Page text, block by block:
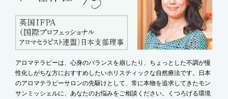
アロマテラピーは、心身のバランスを崩したり、ちょっとした不調が慢
性化しがちな方におすすめしたいホリスティックな自然療法です。日本
のアロマテラピーサロンの先駆けとして、常に本物を追求してきたモン
サンミッシェルに、あなたのお悩みをご相談ください。くつろげる環境